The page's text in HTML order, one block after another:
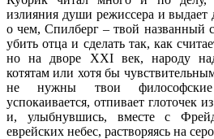
излияния души режиссера и выдает
о чем, Спилберг – твой названный
убить отца и сделать так, как
но на дворе XXI век, народу
котятам или хотя бы
не нужны твои философские
успокаивается, отпивает глоточек
и, улыбнувшись, вместе с
еврейских небес, растворяясь на